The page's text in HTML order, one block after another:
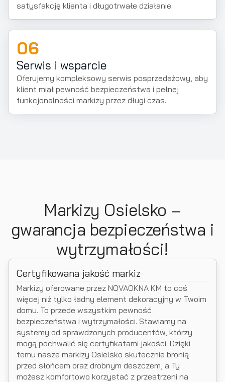
satysfakcję klienta i długotrwałe działanie.
06
Serwis i wsparcie
Oferujemy kompleksowy serwis posprzedażowy, aby
klient miał pewność bezpieczeństwa i pełnej
funkcjonalności markizy przez długi czas.
Markizy Osielsko –
gwarancja bezpieczeństwa i
wytrzymałości!
Certyfikowana jakość markiz
Markizy oferowane przez NOVAOKNA KM to coś
więcej niż tylko ładny element dekoracyjny w Twoim
domu. To przede wszystkim pewność
bezpieczeństwa i wytrzymałości. Stawiamy na
systemy od sprawdzonych producentów, którzy
mogą pochwalić się certyfikatami jakości. Dzięki
temu nasze markizy Osielsko skutecznie bronią
przed słońcem oraz drobnym deszczem, a Ty
możesz komfortowo korzystać z przestrzeni na